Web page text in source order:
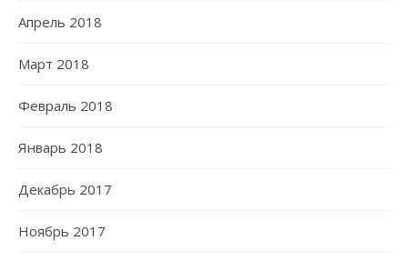
Апрель 2018
Март 2018
Февраль 2018
Январь 2018
Декабрь 2017
Ноябрь 2017